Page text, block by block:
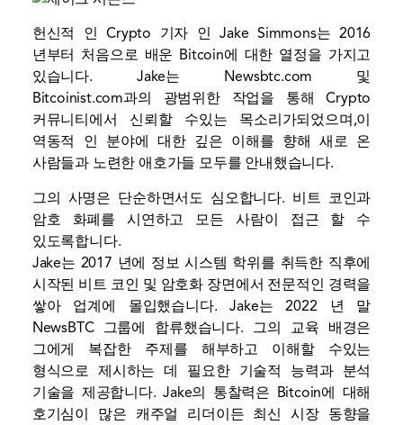
헌신적 인 Crypto 기자 인 Jake Simmons는 2016
년부터 처음으로 배운 Bitcoin에 대한 열정을 가지고
있습니다. Jake는 Newsbtc.com 및
Bitcoinist.com과의 광범위한 작업을 통해 Crypto
커뮤니티에서 신뢰할 수있는 목소리가되었으며,이
역동적 인 분야에 대한 깊은 이해를 향해 새로 온
사람들과 노련한 애호가들 모두를 안내했습니다.
그의 사명은 단순하면서도 심오합니다. 비트 코인과
암호 화폐를 시연하고 모든 사람이 접근 할 수
있도록합니다.
Jake는 2017 년에 정보 시스템 학위를 취득한 직후에
시작된 비트 코인 및 암호화 장면에서 전문적인 경력을
쌓아 업계에 몰입했습니다. Jake는 2022 년 말
NewsBTC 그룹에 합류했습니다. 그의 교육 배경은
그에게 복잡한 주제를 해부하고 이해할 수있는
형식으로 제시하는 데 필요한 기술적 능력과 분석
기술을 제공합니다. Jake의 통찰력은 Bitcoin에 대해
호기심이 많은 캐주얼 리더이든 최신 시장 동향을